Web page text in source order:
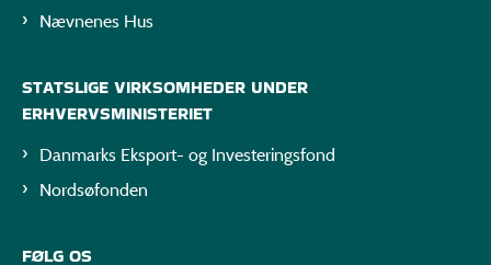
Nævnenes Hus
STATSLIGE VIRKSOMHEDER UNDER
ERHVERVSMINISTERIET
Danmarks Eksport- og Investeringsfond
Nordsøfonden
FØLG OS